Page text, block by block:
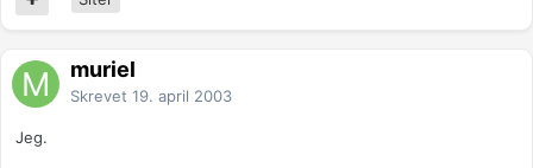
muriel
Skrevet 19. april 2003
Jeg.